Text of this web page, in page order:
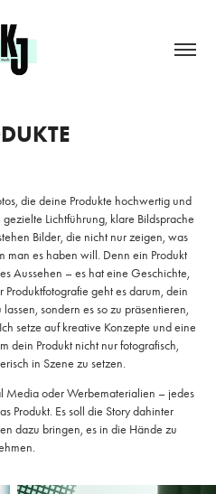
die deine Produkte hochwertig und
Lichtführung, klare Bildsprache
Bilder, die nicht nur zeigen, was
man es haben will. Denn ein Produkt
Aussehen – es hat eine Geschichte,
geht es darum, dein
sondern es so zu präsentieren,
setze auf kreative Konzepte und eine
dein Produkt nicht nur fotografisch,
in Szene zu setzen.
Media oder Werbematerialien – jedes
Produkt. Es soll die Story dahinter
dazu bringen, es in die Hände zu